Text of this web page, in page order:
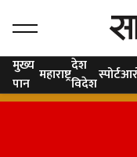
मुख्य
पान महाराष्ट्रदेश
विदेशस्पोर्ट